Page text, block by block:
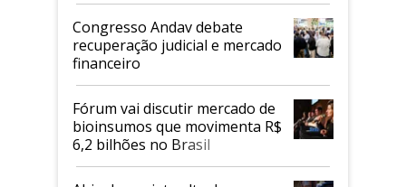
Congresso Andav debate
recuperação judicial e mercado
financeiro
Fórum vai discutir mercado de
bioinsumos que movimenta R$
6,2 bilhões no Brasil